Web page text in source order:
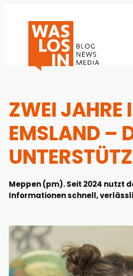
ZWEI JAHRE
EMSLAND –
Meppen (pm). Seit 2024 nutzt
Informationen schnell,